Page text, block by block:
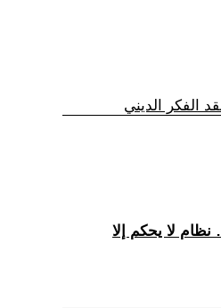
الفكر الديني
نظام لا يحكم إلا